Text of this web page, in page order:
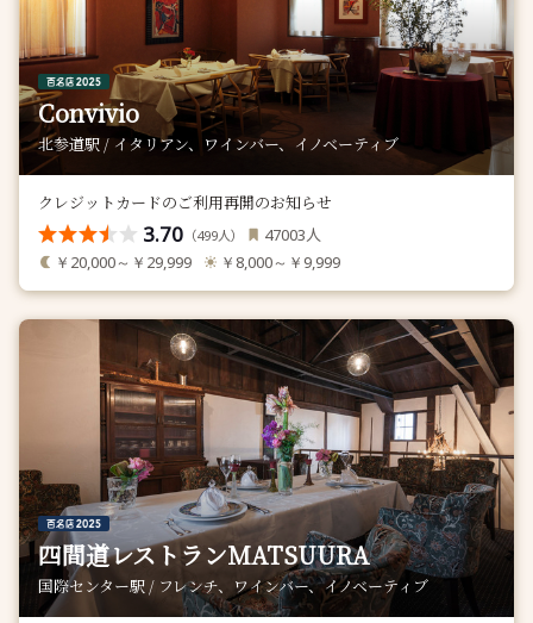
Convivio
北参道駅 / イタリアン、ワインバー、イノベーティブ
クレジットカードのご利用再開のお知らせ
3.70 （499人） 47003人
￥20,000～￥29,999 ￥8,000～￥9,999
四間道レストランMATSUURA
国際センター駅 / フレンチ、ワインバー、イノベーティブ